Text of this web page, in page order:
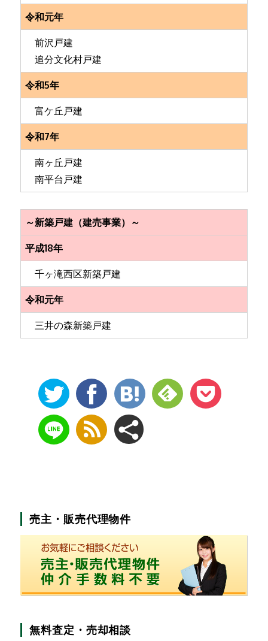
令和元年
前沢戸建
追分文化村戸建
令和5年
富ケ丘戸建
令和7年
南ヶ丘戸建
南平台戸建
～新築戸建（建売事業）～
平成18年
千ヶ滝西区新築戸建
令和元年
三井の森新築戸建
売主・販売代理物件
無料査定・売却相談